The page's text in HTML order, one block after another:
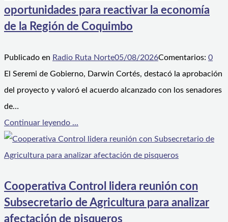
oportunidades para reactivar la economía
de la Región de Coquimbo
Publicado en Radio Ruta Norte05/08/2026Comentarios: 0
El Seremi de Gobierno, Darwin Cortés, destacó la aprobación
del proyecto y valoró el acuerdo alcanzado con los senadores
de…
Continuar leyendo ...
Cooperativa Control lidera reunión con
Subsecretario de Agricultura para analizar
afectación de pisqueros